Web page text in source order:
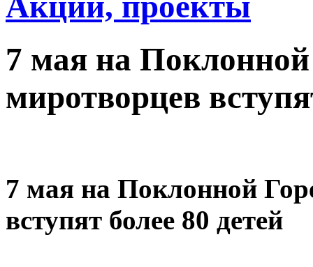
7 мая на
миротворцев
7 мая на Поклонной
вступят более 80 детей